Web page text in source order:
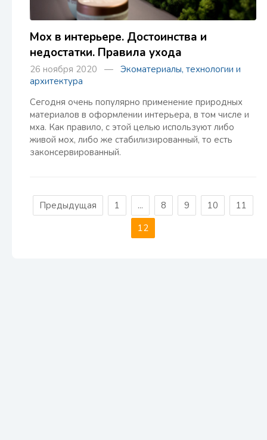
Мох в интерьере. Достоинства и
недостатки. Правила ухода
26 ноября 2020 — Экоматериалы, технологии и
архитектура
Сегодня очень популярно применение природных
материалов в оформлении интерьера, в том числе и
мха. Как правило, с этой целью используют либо
живой мох, либо же стабилизированный, то есть
законсервированный.
Предыдущая 1 ... 8 9 10
11
12